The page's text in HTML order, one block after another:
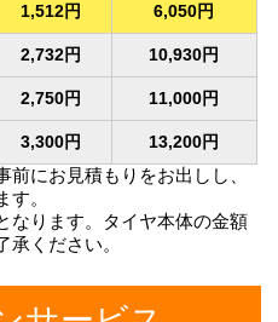
1,512円 6,050円
2,732円 10,930円
2,750円 11,000円
3,300円 13,200円
にお見積もりをお出しし、
。
なります。タイヤ本体の金額
ください。